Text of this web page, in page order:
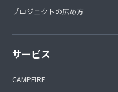
プロジェクトの広め方
サービス
CAMPFIRE